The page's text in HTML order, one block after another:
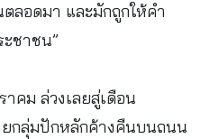
ลอดมา และมักถูกให้คำ
ชาชน”
คม ล่วงเลยสู่เดือน
กลุ่มปักหลักค้างคืนบนถนน